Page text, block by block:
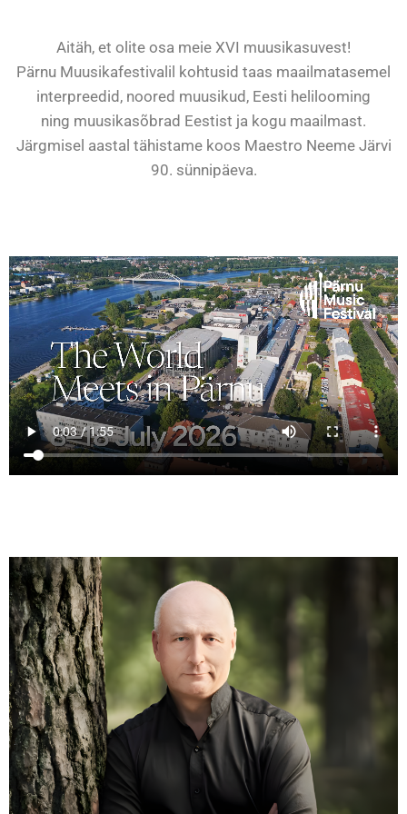
Aitäh, et olite osa meie XVI muusikasuvest!
Pärnu Muusikafestivalil kohtusid taas maailmatasemel
interpreedid, noored muusikud, Eesti helilooming
ning muusikasõbrad Eestist ja kogu maailmast.
Järgmisel aastal tähistame koos Maestro Neeme Järvi
90. sünnipäeva.